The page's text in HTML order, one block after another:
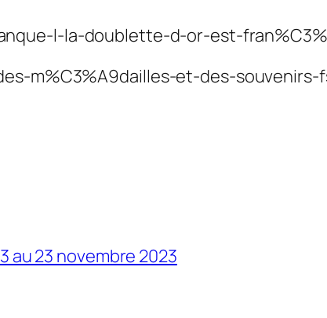
l-la-doublette-d-or-est-
m%C3%A9dailles-et-des-souvenirs-
au 23 novembre 2023